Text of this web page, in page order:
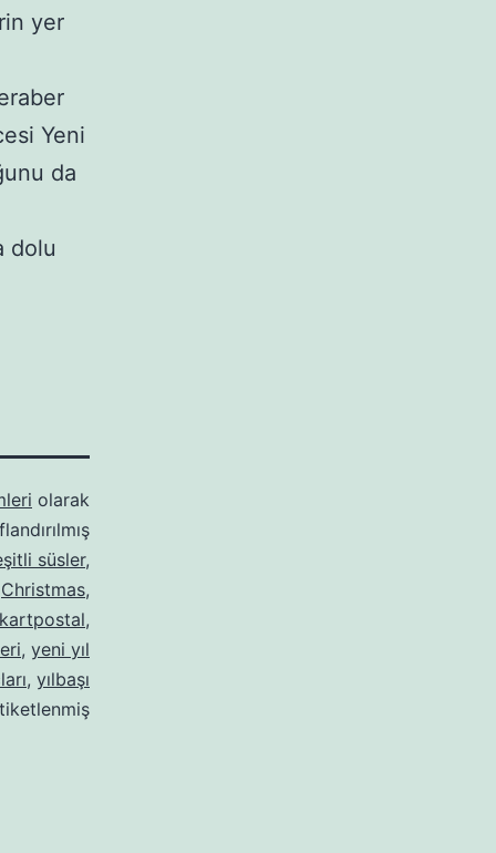
yer
Yeni
da
dolu
olarak
süsler,
Christmas,
kartpostal,
, yeni yıl
, yılbaşı